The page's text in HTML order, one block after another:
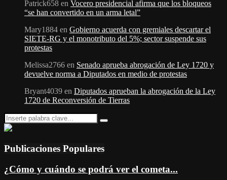
Patrick658 en Vocero presidencial afirma que los bloqueos
“se han convertido en un arma letal”
Mary1884 en Gobierno acuerda con gremiales descartar el
SIETE-RG y el monotributo del 5%; sector suspende sus
protestas
Melissa2766 en Senado aprueba abrogación de Ley 1720 y
devuelve norma a Diputados en medio de protestas
Bryant4039 en Diputados aprueban la abrogación de la Ley
1720 de Reconversión de Tierras
Search
for:
Search
Publicaciones Populares
¿Cómo y cuándo se podrá ver el cometa...